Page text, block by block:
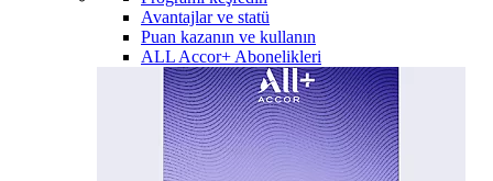
Avantajlar ve statü
Puan kazanın ve kullanın
ALL Accor+ Abonelikleri